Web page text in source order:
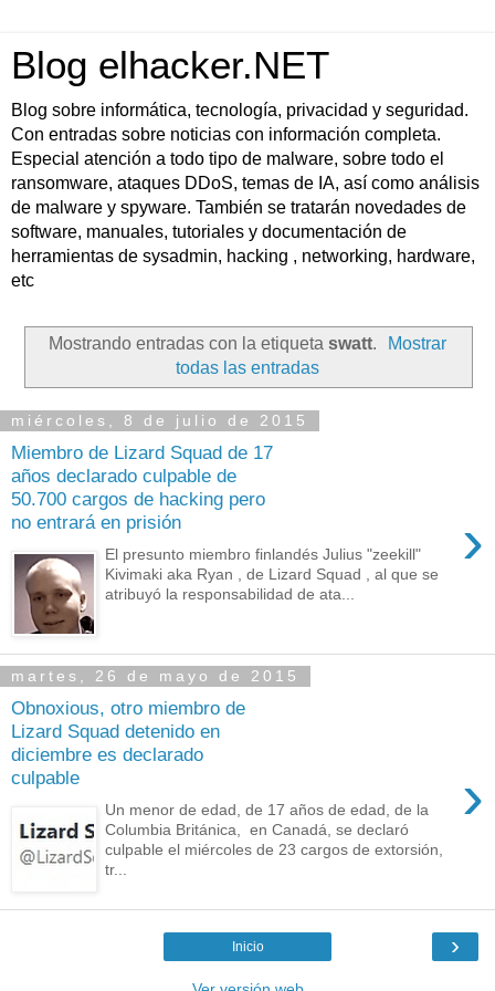
Blog elhacker.NET
Blog sobre informática, tecnología, privacidad y seguridad.
Con entradas sobre noticias con información completa.
Especial atención a todo tipo de malware, sobre todo el
ransomware, ataques DDoS, temas de IA, así como análisis
de malware y spyware. También se tratarán novedades de
software, manuales, tutoriales y documentación de
herramientas de sysadmin, hacking , networking, hardware,
etc
Mostrando entradas con la etiqueta swatt.
Mostrar
todas las entradas
miércoles, 8 de julio de 2015
Miembro de Lizard Squad de 17
años declarado culpable de
50.700 cargos de hacking pero
no entrará en prisión
›
El presunto miembro finlandés Julius "zeekill"
Kivimaki aka Ryan , de Lizard Squad , al que se
atribuyó la responsabilidad de ata...
martes, 26 de mayo de 2015
Obnoxious, otro miembro de
Lizard Squad detenido en
diciembre es declarado
culpable
›
Un menor de edad, de 17 años de edad, de la
Columbia Británica, en Canadá, se declaró
culpable el miércoles de 23 cargos de extorsión,
tr...
›
Inicio